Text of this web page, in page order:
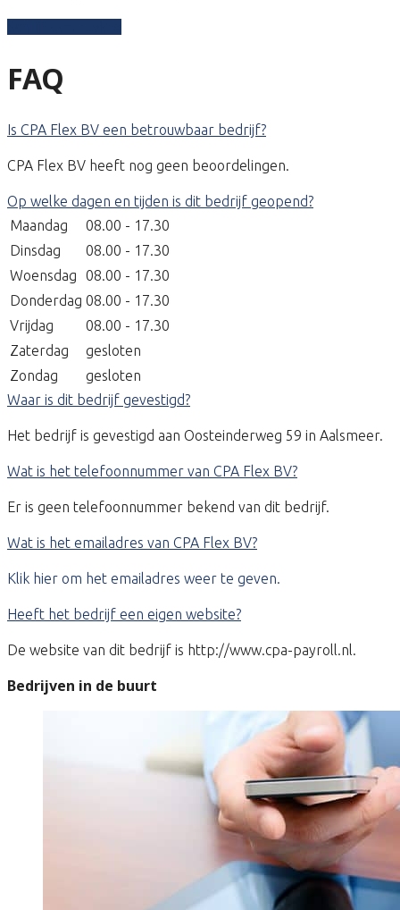
FAQ
Is CPA Flex BV een betrouwbaar bedrijf?
CPA Flex BV heeft nog geen beoordelingen.
Op welke dagen en tijden is dit bedrijf geopend?
Maandag
08.00 - 17.30
Dinsdag
08.00 - 17.30
Woensdag
08.00 - 17.30
Donderdag 08.00 - 17.30
Vrijdag
08.00 - 17.30
Zaterdag
gesloten
Zondag
gesloten
Waar is dit bedrijf gevestigd?
Het bedrijf is gevestigd aan Oosteinderweg 59 in Aalsmeer.
Wat is het telefoonnummer van CPA Flex BV?
Er is geen telefoonnummer bekend van dit bedrijf.
Wat is het emailadres van CPA Flex BV?
Klik hier om het emailadres weer te geven.
Heeft het bedrijf een eigen website?
De website van dit bedrijf is http://www.cpa-payroll.nl.
Bedrijven in de buurt